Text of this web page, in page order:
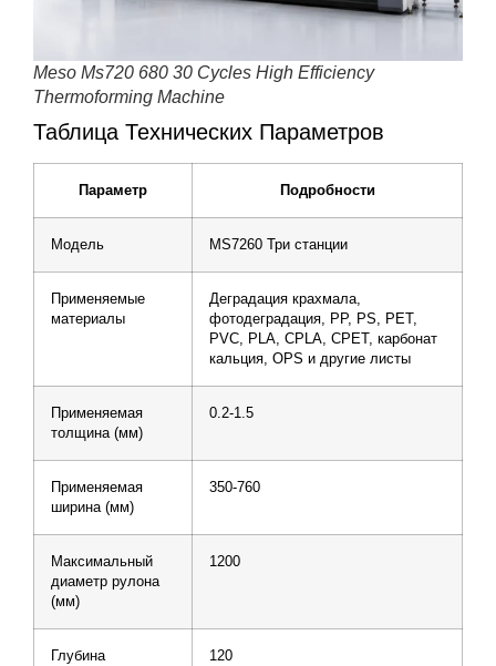
Meso Ms720 680 30 Cycles High Efficiency
Thermoforming Machine
Таблица Технических Параметров
Параметр Подробности
Модель MS7260 Три станции
Применяемые
материалы
Деградация крахмала,
фотодеградация, PP, PS, PET,
PVC, PLA, CPLA, CPET, карбонат
кальция, OPS и другие листы
Применяемая
толщина (мм)
0.2-1.5
Применяемая
ширина (мм)
350-760
Максимальный
диаметр рулона
(мм)
1200
Глубина
120